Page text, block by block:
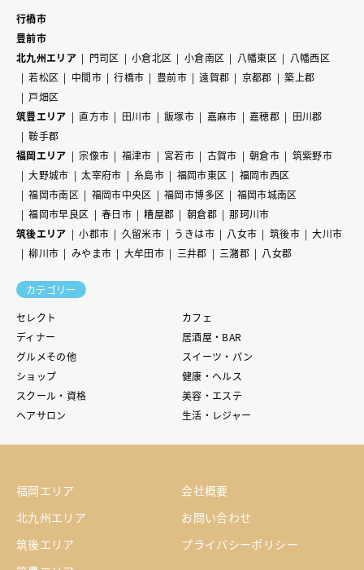
行橋市
豊前市
北九州エリア
門司区 小倉北区 小倉南区 八幡東区
八幡西区
若松区
中間市 行橋市 豊前市 遠賀郡 京都郡
築上郡
戸畑区
筑豊エリア
直方市 田川市 飯塚市 嘉麻市 嘉穂郡
田川郡
鞍手郡
福岡エリア
宗像市 福津市 宮若市 古賀市 朝倉市
筑紫野市
大野城市
太宰府市 糸島市 福岡市東区
福岡市西区
福岡市南区
福岡市中央区 福岡市博多区
福岡市城南区
福岡市早良区
春日市 糟屋郡 朝倉郡
那珂川市
筑後エリア
小郡市 久留米市 うきは市 八女市 筑後市
大川市
柳川市
みやま市 大牟田市 三井郡 三潴郡 八女郡
カテゴリー
セレクト
カフェ
ディナー
居酒屋・BAR
グルメその他
スイーツ・パン
ショップ
健康・ヘルス
スクール・資格
美容・エステ
ヘアサロン
生活・レジャー
福岡エリア
北九州エリア
筑後エリア
会社概要
お問い合わせ
プライバシーポリシー